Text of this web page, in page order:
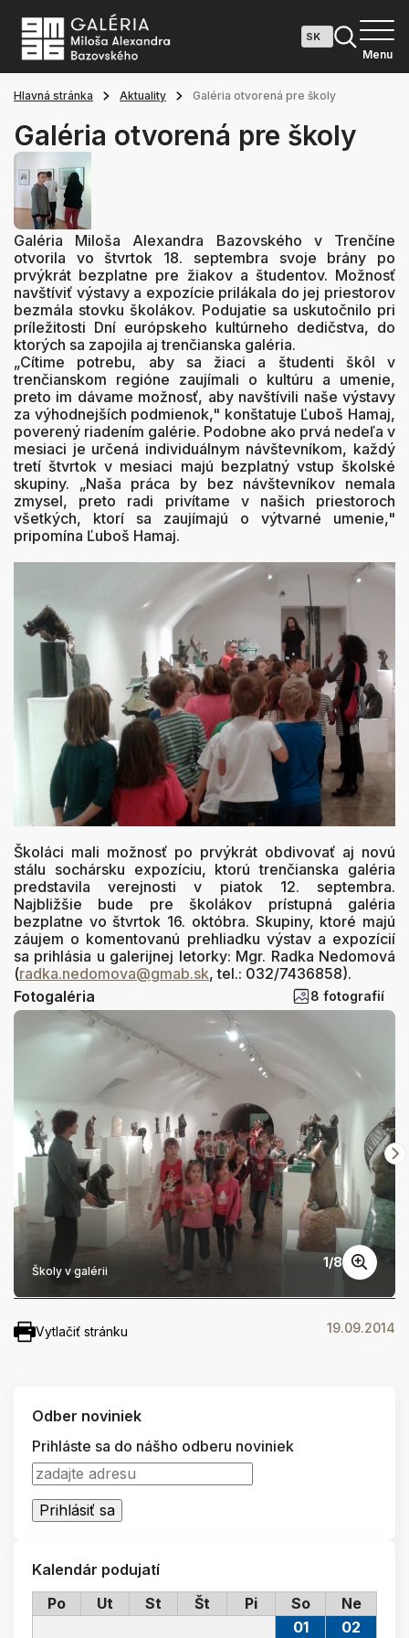
Menu
Hlavná stránka Aktuality Galéria otvorená pre školy
Galéria otvorená pre školy
Galéria Miloša Alexandra Bazovského v Trenčíne
otvorila vo štvrtok 18. septembra svoje brány po
prvýkrát bezplatne pre žiakov a študentov. Možnosť
navštíviť výstavy a expozície prilákala do jej priestorov
bezmála stovku školákov. Podujatie sa uskutočnilo pri
príležitosti Dní európskeho kultúrneho dedičstva, do
ktorých sa zapojila aj trenčianska galéria.
„Cítime potrebu, aby sa žiaci a študenti škôl v
trenčianskom regióne zaujímali o kultúru a umenie,
preto im dávame možnosť, aby navštívili naše výstavy
za výhodnejších podmienok," konštatuje Ľuboš Hamaj,
poverený riadením galérie. Podobne ako prvá nedeľa v
mesiaci je určená individuálnym návštevníkom, každý
tretí štvrtok v mesiaci majú bezplatný vstup školské
skupiny. „Naša práca by bez návštevníkov nemala
zmysel, preto radi privítame v našich priestoroch
všetkých, ktorí sa zaujímajú o výtvarné umenie,"
pripomína Ľuboš Hamaj.
Školáci mali možnosť po prvýkrát obdivovať aj novú
stálu sochársku expozíciu, ktorú trenčianska galéria
predstavila verejnosti v piatok 12. septembra.
Najbližšie bude pre školákov prístupná galéria
bezplatne vo štvrtok 16. októbra. Skupiny, ktoré majú
záujem o komentovanú prehliadku výstav a expozícií
sa prihlásia u galerijnej letorky: Mgr. Radka Nedomová
(radka.nedomova@gmab.sk, tel.: 032/7436858).
Fotogaléria
8 fotografií
Školy v galérii
1/8
Vytlačiť stránku 19.09.2014
Odber noviniek
Prihláste sa do nášho odberu noviniek
Kalendár podujatí
Po
Ut St Št Pi So
Ne
01
02